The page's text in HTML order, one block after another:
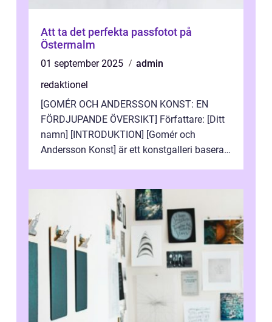
Att ta det perfekta passfotot på
Östermalm
01 september 2025
admin
redaktionel
[GOMÉR OCH ANDERSSON KONST: EN
FÖRDJUPANDE ÖVERSIKT] Författare: [Ditt
namn] [INTRODUKTION] [Gomér och
Andersson Konst] är ett konstgalleri baserat